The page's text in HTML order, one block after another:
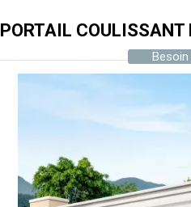
PORTAIL COULISSANT
Besoin